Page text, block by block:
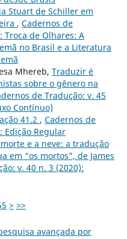
Stuart de Schiller em
, Cadernos de
Troca de Olhares: A
no Brasil e a Literatura
Mhereb, Traduzir é
sobre o gênero na
de Tradução: v. 45
Contínuo)
41.2 , Cadernos de
Edição Regular
e a neve: a tradução
em “os mortos”, de James
v. 40 n. 3 (2020):
> >>
avançada por